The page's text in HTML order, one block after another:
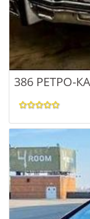
386 РЕТРО-